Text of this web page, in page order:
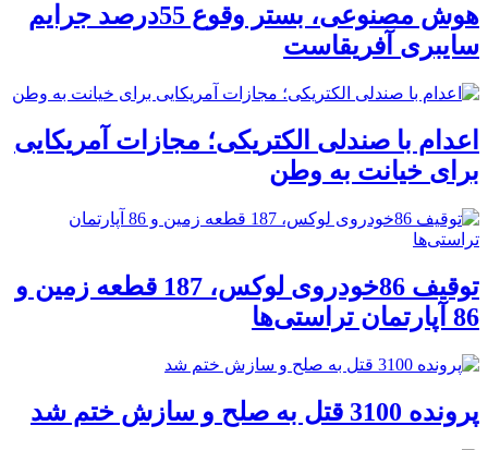
هوش مصنوعی، بستر وقوع 55درصد جرایم
سایبری آفریقاست
اعدام با صندلی الکتریکی؛ مجازات آمریکایی
برای خیانت به وطن
توقیف 86خودروی لوکس، 187 قطعه زمین و
86 آپارتمان تراستی‌ها
پرونده 3100 قتل به صلح و سازش ختم شد